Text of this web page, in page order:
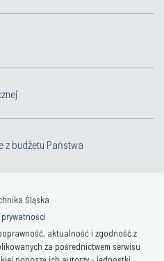
z budżetu Państwa
Śląska
aktualność i zgodność z
za pośrednictwem serwisu